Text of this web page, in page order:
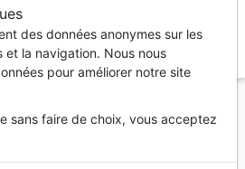
créer de nouvelle commande
States).
des données anonymes sur les
et la navigation. Nous nous
pour améliorer notre site
sans faire de choix, vous acceptez